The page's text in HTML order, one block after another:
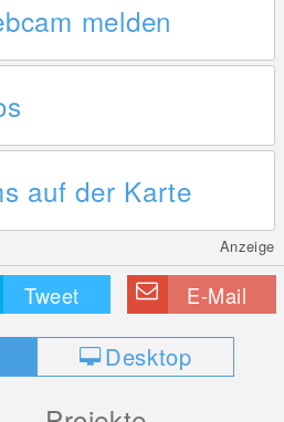
melden
auf der Karte
Anzeige
Tweet E-Mail
Desktop